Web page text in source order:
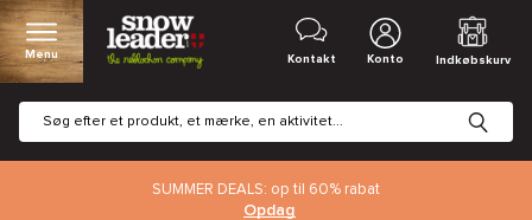
Menu Kontakt Konto Indkøbskurv
SUMMER DEALS: op til 60% rabat
Opdag